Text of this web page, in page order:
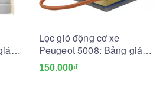
Lọc gió động cơ xe
Peugeot 5008: Bảng giá
và Tư vấn A-Z
150.000₫